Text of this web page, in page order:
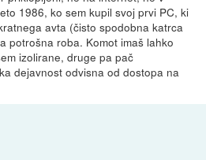
1986, ko sem kupil svoj prvi PC, ki
avta (čisto spodobna katrca
potrošna roba. Komot imaš lahko
izolirane, druge pa pač
dejavnost odvisna od dostopa na